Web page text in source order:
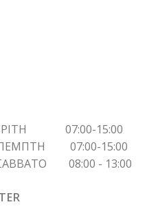
07:00-15:00
07:00-15:00
08:00 - 13:00